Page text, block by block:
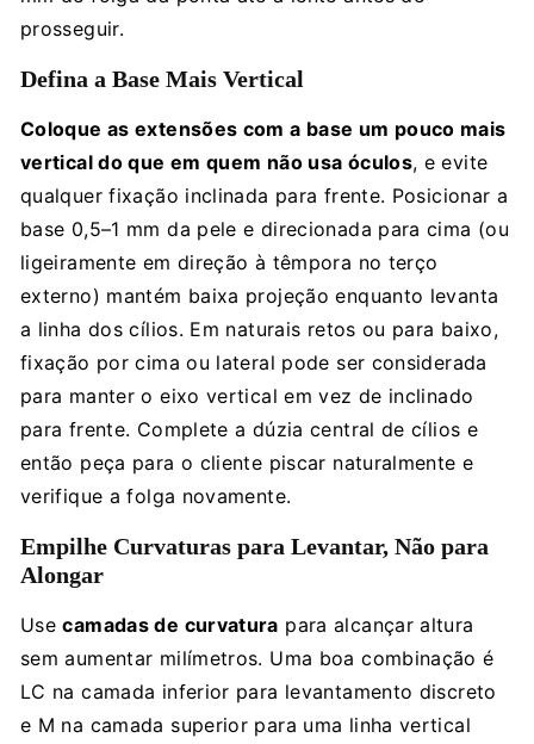
prosseguir.
Defina a Base Mais Vertical
Coloque as extensões com a base um pouco mais
vertical do que em quem não usa óculos, e evite
qualquer fixação inclinada para frente. Posicionar a
base 0,5–1 mm da pele e direcionada para cima (ou
ligeiramente em direção à têmpora no terço
externo) mantém baixa projeção enquanto levanta
a linha dos cílios. Em naturais retos ou para baixo,
fixação por cima ou lateral pode ser considerada
para manter o eixo vertical em vez de inclinado
para frente. Complete a dúzia central de cílios e
então peça para o cliente piscar naturalmente e
verifique a folga novamente.
Empilhe Curvaturas para Levantar, Não para
Alongar
Usecamadas de curvatura para alcançar altura
sem aumentar milímetros. Uma boa combinação é
LC na camada inferior para levantamento discreto
e M na camada superior para uma linha vertical